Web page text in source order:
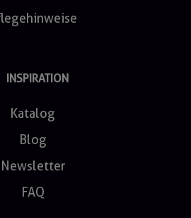
INSPIRATION
Katalog
Blog
Newsletter
FAQ